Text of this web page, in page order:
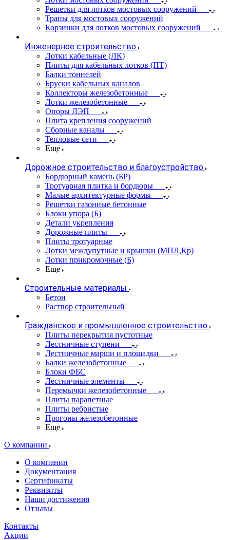
Решетки для лотков мостовых сооружений
Трапы для мостовых сооружений
Корзинки для лотков мостовых сооружений
Инженерное строительство
Лотки кабельные (ЛК)
Плиты для кабельных лотков (ПТ)
Балки тоннелей
Бруски кабельных каналов
Коллекторы железобетонные
Лотки железобетонные
Опоры ЛЭП
Плита крепления сооружений
Сборные каналы
Тепловые сети
Еще
Дорожное строительство и благоустройство
Бордюрный камень (БР)
Тротуарная плитка и бордюры
Малые архитектурные формы
Решетки газонные бетонные
Блоки упора (Б)
Детали укрепления
Дорожные плиты
Плиты тротуарные
Лотки междупутные и крышки (МПЛ,Кр)
Лотки прикромочные (Б)
Еще
Строительные материалы
Бетон
Раствор строительный
Гражданское и промышленное строительство
Плиты перекрытия пустотные
Лестничные ступени
Лестничные марши и площадки
Балки железобетонные
Блоки ФБС
Лестничные элементы
Перемычки железобетонные
Плиты парапетные
Плиты ребристые
Прогоны железобетонные
Еще
О компании
О компании
Документация
Сертификаты
Реквизиты
Наши достижения
Отзывы
Контакты
Акции